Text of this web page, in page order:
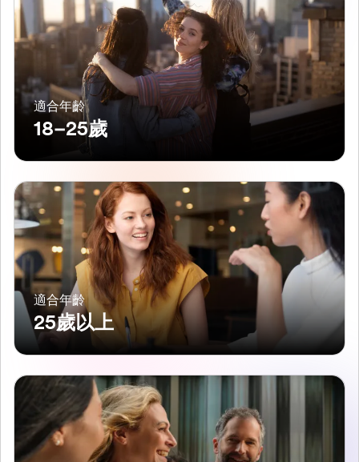
適合年齡
18–25歲
適合年齡
25歲以上